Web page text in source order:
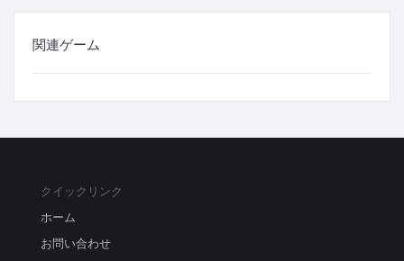
関連ゲーム
クイックリンク
ホーム
お問い合わせ